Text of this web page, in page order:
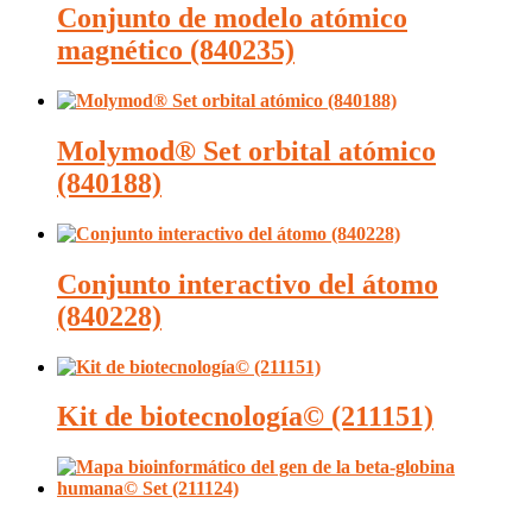
Conjunto de modelo atómico
magnético (840235)
Molymod® Set orbital atómico
(840188)
Conjunto interactivo del átomo
(840228)
Kit de biotecnología© (211151)